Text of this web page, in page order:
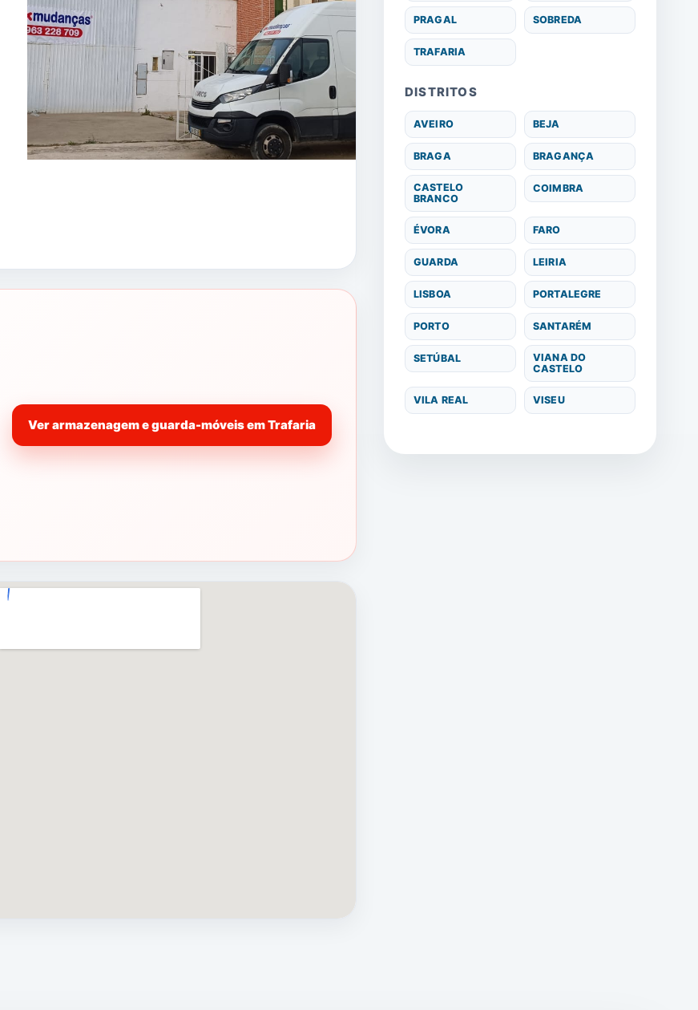
Ver armazenagem e guarda-móveis em Trafaria
PRAGAL SOBREDA
TRAFARIA
DISTRITOS
AVEIRO BEJA
BRAGA BRAGANÇA
CASTELO
BRANCO
COIMBRA
ÉVORA FARO
GUARDA LEIRIA
LISBOA PORTALEGRE
PORTO SANTARÉM
SETÚBAL
VIANA DO
CASTELO
VILA REAL VISEU